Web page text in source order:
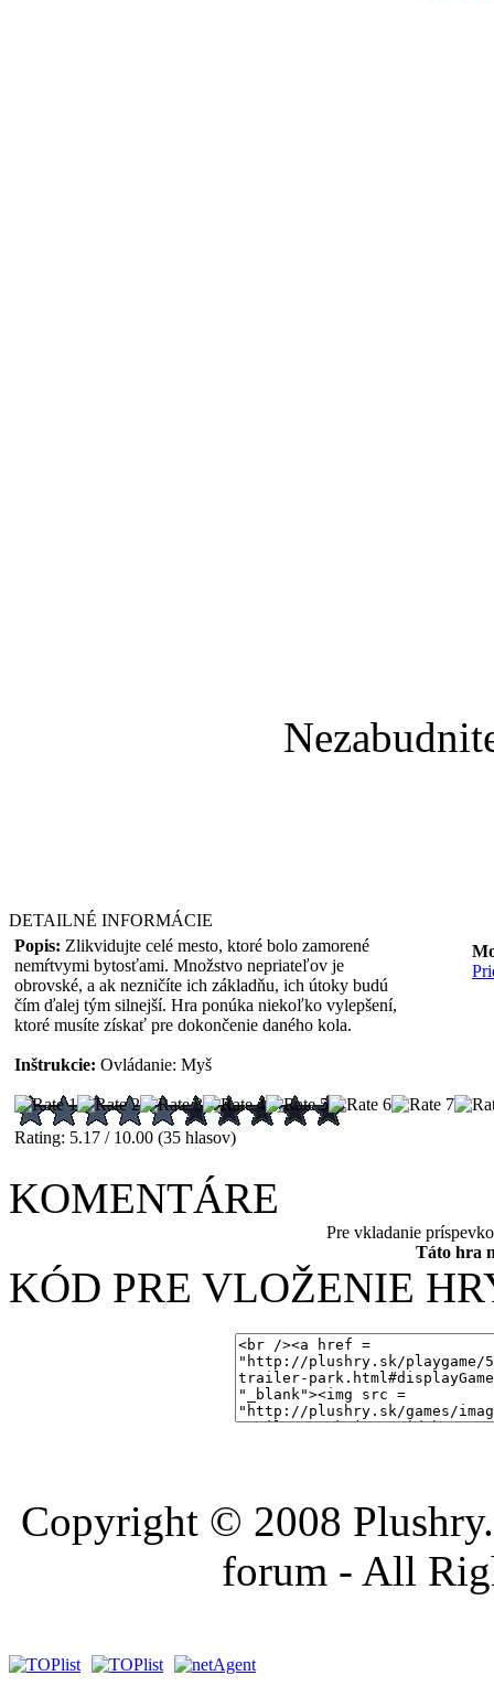
DETAILNÉ INFORMÁCIE
Popis: Zlikvidujte celé mesto, ktoré bolo zamorené
nemŕtvymi bytosťami. Množstvo nepriateľov je
obrovské, a ak nezničíte ich základňu, ich útoky budú
čím ďalej tým silnejší. Hra ponúka niekoľko vylepšení,
ktoré musíte získať pre dokončenie daného kola.
Inštrukcie: Ovládanie: Myš
Rating: 5.17 / 10.00 (35 hlasov)
KOMENTÁRE
Pre vkladanie
Táto hra
KÓD PRE VLOŽENIE
Copyright © 2008
forum - All